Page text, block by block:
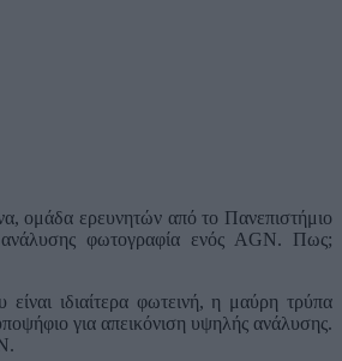
ομάδα ερευνητών από το Πανεπιστήμιο
φωτογραφία ενός AGN. Πως;
ιδιαίτερα φωτεινή, η μαύρη τρύπα
για απεικόνιση υψηλής ανάλυσης.